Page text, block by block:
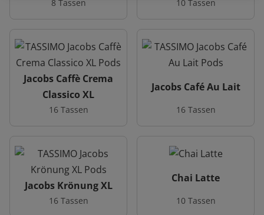
8 Tassen 10 Tassen
Jacobs Caffè Crema
Classico XL
16 Tassen
Jacobs Café Au Lait
16 Tassen
Jacobs Krönung XL
16 Tassen
Chai Latte
10 Tassen